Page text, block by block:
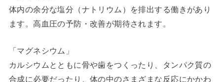
体内の余分な塩分（ナトリウム）を排出する働きがあり
ます。高血圧の予防・改善が期待されます。
「マグネシウム」
カルシウムとともに骨や歯をつくったり、タンパク質の
合成に必要だったり、体の中のさまざまな反応にかかわ